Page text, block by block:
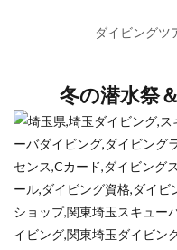
ダイビングツ
冬の潜水祭